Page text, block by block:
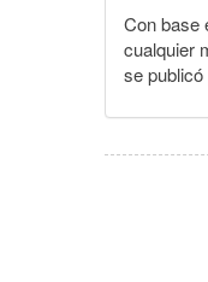
Con base
cualquier
se